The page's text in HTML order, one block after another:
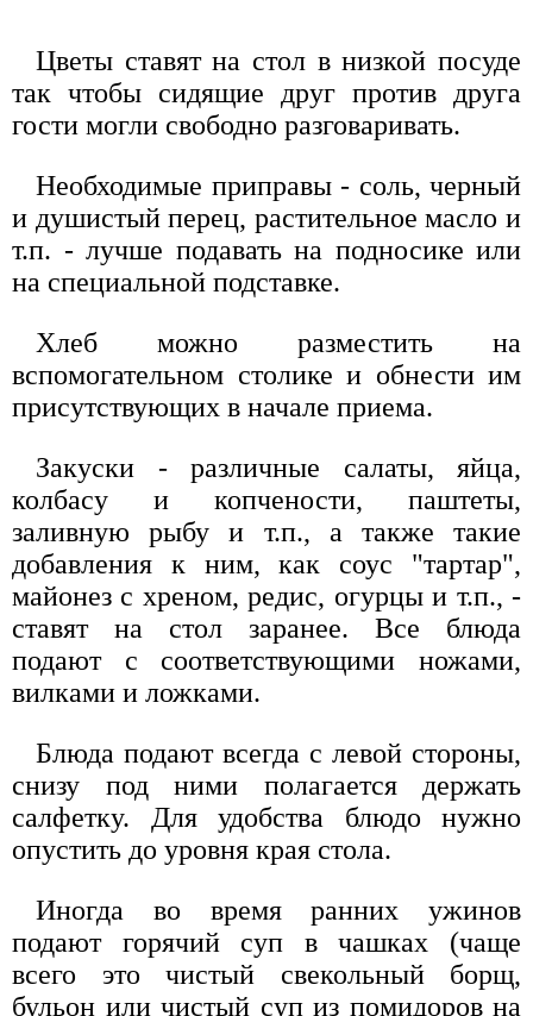
Цветы ставят на стол в низкой посуде
так чтобы сидящие друг против друга
гости могли свободно разговаривать.
Необходимые приправы - соль, черный
и душистый перец, растительное масло и
т.п. - лучше подавать на подносике или
на специальной подставке.
Хлеб можно разместить на
вспомогательном столике и обнести им
присутствующих в начале приема.
Закуски - различные салаты, яйца,
колбасу и копчености, паштеты,
заливную рыбу и т.п., а также такие
добавления к ним, как соус "тартар",
майонез с хреном, редис, огурцы и т.п., -
ставят на стол заранее. Все блюда
подают с соответствующими ножами,
вилками и ложками.
Блюда подают всегда с левой стороны,
снизу под ними полагается держать
салфетку. Для удобства блюдо нужно
опустить до уровня края стола.
Иногда во время ранних ужинов
подают горячий суп в чашках (чаще
всего это чистый свекольный борщ,
бульон или чистый суп из помидоров на